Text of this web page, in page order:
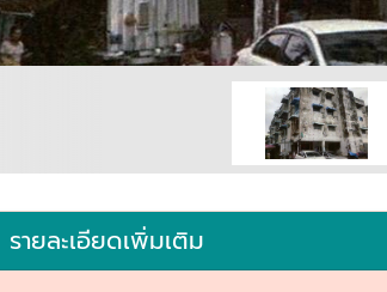
รายละเอียดเพิ่มเติม